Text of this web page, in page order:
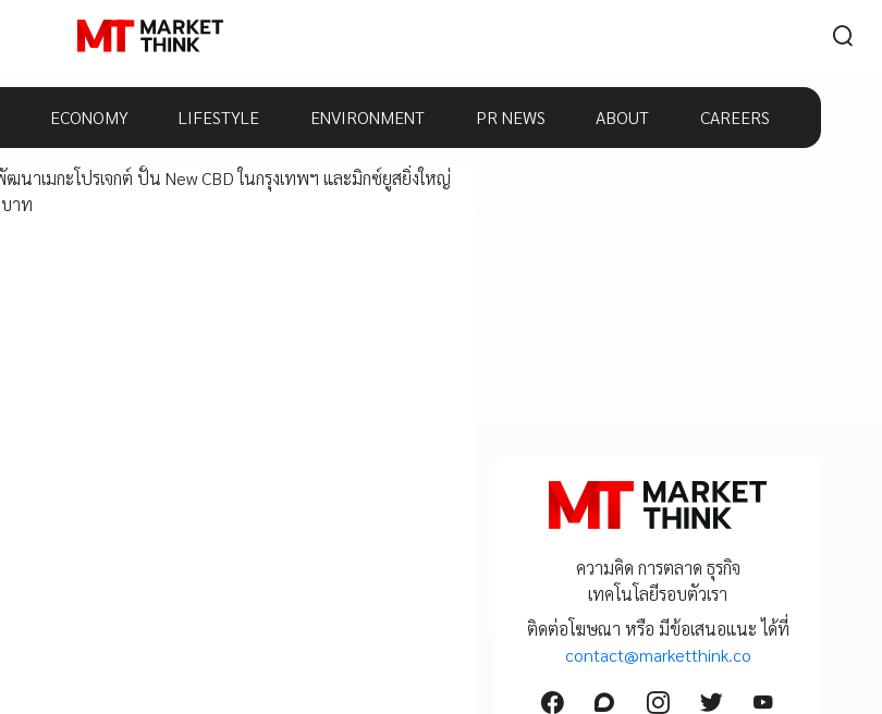
ECONOMY LIFESTYLE ENVIRONMENT PR NEWS ABOUT CAREERS
ความคิด การตลาด ธุรกิจ
เทคโนโลยีรอบตัวเรา
ติดต่อโฆษณา หรือ มีข้อเสนอแนะ ได้ที่
contact@marketthink.co